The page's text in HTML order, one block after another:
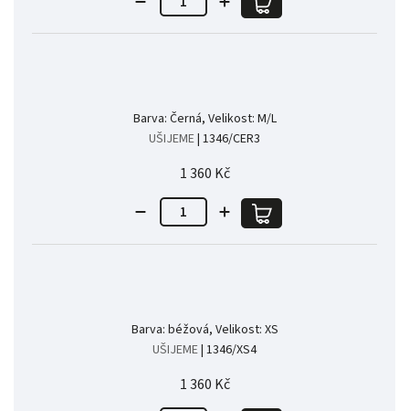
Barva: Černá, Velikost: M/L
UŠIJEME| 1346/CER3
1 360 Kč
Barva: béžová, Velikost: XS
UŠIJEME| 1346/XS4
1 360 Kč